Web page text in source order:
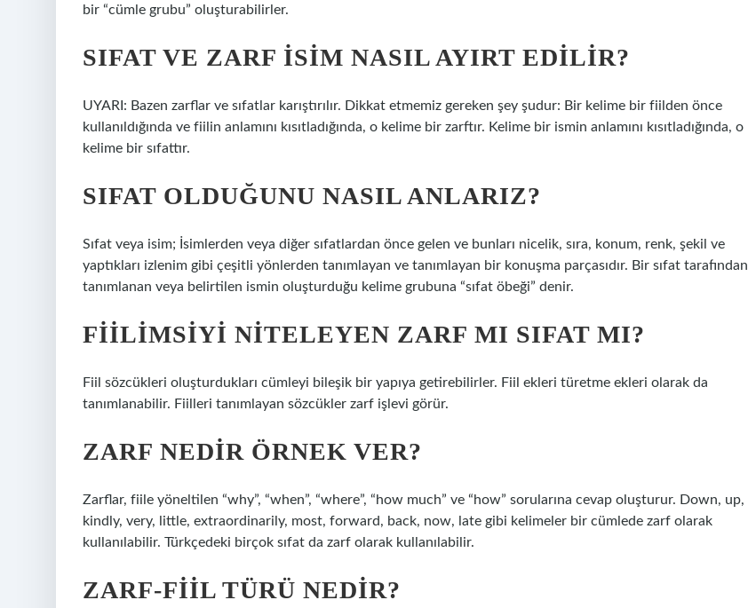
bir “cümle grubu” oluşturabilirler.
SIFAT VE ZARF ISIM NASIL AYIRT EDILIR?
UYARI: Bazen zarflar ve sıfatlar karıştırılır. Dikkat etmemiz gereken şey şudur: Bir kelime bir fiilden önce
kullanıldığında ve fiilin anlamını kısıtladığında, o kelime bir zarftır. Kelime bir ismin anlamını kısıtladığında, o
kelime bir sıfattır.
SIFAT OLDUĞUNU NASIL ANLARIZ?
Sıfat veya isim; İsimlerden veya diğer sıfatlardan önce gelen ve bunları nicelik, sıra, konum, renk, şekil ve
yaptıkları izlenim gibi çeşitli yönlerden tanımlayan ve tanımlayan bir konuşma parçasıdır. Bir sıfat tarafından
tanımlanan veya belirtilen ismin oluşturduğu kelime grubuna “sıfat öbeği” denir.
FIILIMSIYI NITELEYEN ZARF MI SIFAT MI?
Fiil sözcükleri oluşturdukları cümleyi bileşik bir yapıya getirebilirler. Fiil ekleri türetme ekleri olarak da
tanımlanabilir. Fiilleri tanımlayan sözcükler zarf işlevi görür.
ZARF NEDIR ÖRNEK VER?
Zarflar, fiile yöneltilen “why”, “when”, “where”, “how much” ve “how” sorularına cevap oluşturur. Down, up,
kindly, very, little, extraordinarily, most, forward, back, now, late gibi kelimeler bir cümlede zarf olarak
kullanılabilir. Türkçedeki birçok sıfat da zarf olarak kullanılabilir.
ZARF-FIIL TÜRÜ NEDIR?